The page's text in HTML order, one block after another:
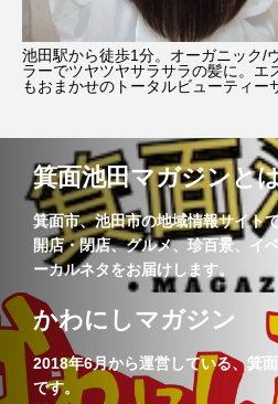
池田駅から徒歩1分。オーガニック/
ラーでツヤツヤサラサラの髪に。エ
もおまかせのトータルビューティー
箕面池田マガジンと
箕面市、池田市の地域情報サイト
開店・閉店、グルメ、珍百景、イ
ーカルネタをお届けします。
かわにしマガジン
2018年6月から運営している、箕
です。